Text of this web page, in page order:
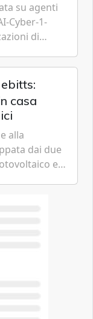
su agenti
Cyber-1-
di
casa
alla
dai due
e